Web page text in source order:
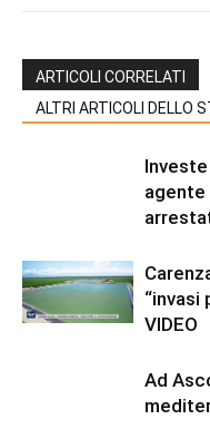
ARTICOLI CORRELATI
ALTRI ARTICOLI DELLO
agente
“invasi
VIDEO
Ad